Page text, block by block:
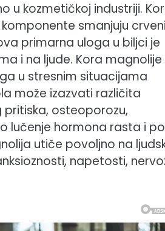
u kozmetičkoj industriji.
smanjuju
primarna uloga u biljci je
i na ljude. Kora magnolije
u stresnim situacijama
može izazvati različita
osteoporozu,
lučenje hormona rasta i
utiče povoljno na
napetosti,